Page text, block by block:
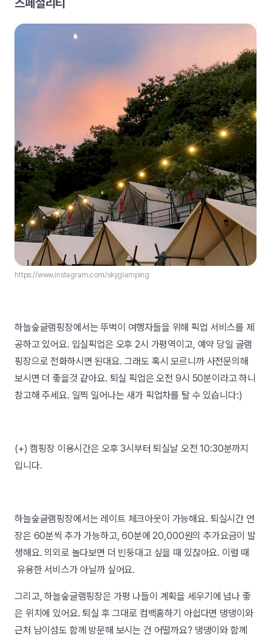
스페셜리티
https://www.instagram.com/skyglamping
하늘숲글램핑장에서는 뚜벅이 여행자들을 위해 픽업 서비스를 제
공하고 있어요. 입실픽업은 오후 2시 가평역이고, 예약 당일 글램
핑장으로 전화하시면 된대요. 그래도 혹시 모르니까 사전문의해
보시면 더 좋을것 같아요. 퇴실 픽업은 오전 9시 50분이라고 하니
참고해 주세요. 일찍 일어나는 새가 픽업차를 탈 수 있습니다:)
(+) 캠핑장 이용시간은 오후 3시부터 퇴실날 오전 10:30분까지
입니다.
하늘숲글램핑장에서는 레이트 체크아웃이 가능해요. 퇴실시간 연
장은 60분씩 추가 가능하고, 60분에 20,000원의 추가요금이 발
생해요. 의외로 놀다보면 더 빈둥대고 싶을 때 있잖아요. 이럴 때
유용한 서비스가 아닐까 싶어요.
그리고, 하늘숲글램핑장은 가평 나들이 계획을 세우기에 넘나 좋
은 위치에 있어요. 퇴실 후 그대로 컴백홈하기 아쉽다면 댕댕이와
근처 남이섬도 함께 방문해 보시는 건 어떨까요? 댕댕이와 함께